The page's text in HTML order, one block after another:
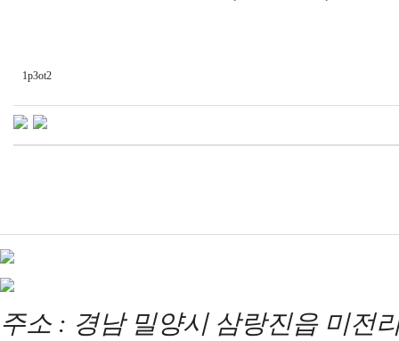
1p3ot2
주소 : 경남 밀양시 삼랑진읍 미전